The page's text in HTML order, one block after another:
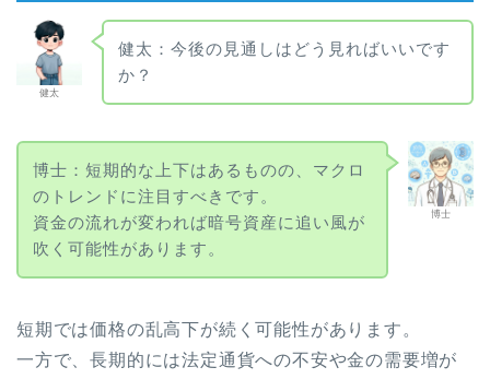
健太
健太：今後の見通しはどう見ればいいです
か？
博士
博士：短期的な上下はあるものの、マクロ
のトレンドに注目すべきです。
資金の流れが変われば暗号資産に追い風が
吹く可能性があります。
短期では価格の乱高下が続く可能性があります。
一方で、長期的には法定通貨への不安や金の需要増が